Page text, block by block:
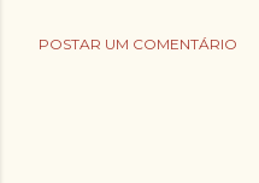
POSTAR UM COMENTÁRIO